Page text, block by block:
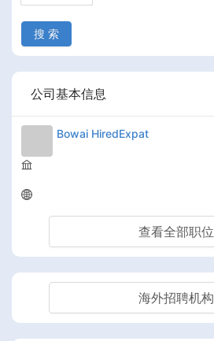
搜 索
公司基本信息
Bowai HiredExpat
查看全部职位
海外招聘机构